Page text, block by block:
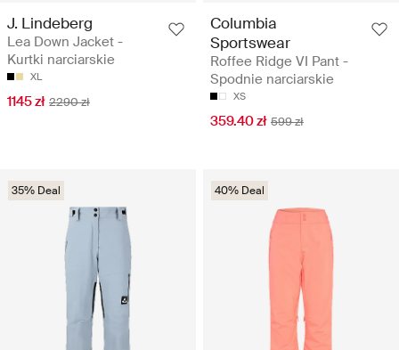
J. Lindeberg
Lea Down Jacket -
Kurtki narciarskie
XL
1145 zł 2290 zł
Columbia
Sportswear
Roffee Ridge VI Pant -
Spodnie narciarskie
XS
359.40 zł 599 zł
35% Deal 40% Deal